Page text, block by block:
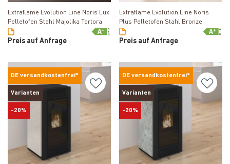
Extraflame Evolution Line Noris Lux
Pelletofen Stahl Majolika Tortora
Preis auf Anfrage
Extraflame Evolution Line Noris
Plus Pelletofen Stahl Bronze
Preis auf Anfrage
DE versandkostenfrei*
Varianten
-20%
Produkt ansehen
DE versandkostenfrei*
Varianten
-20%
Produkt ansehen